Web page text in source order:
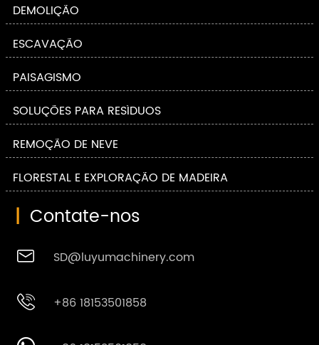
DEMOLIÇÃO
ESCAVAÇÃO
PAISAGISMO
SOLUÇÕES PARA RESÍDUOS
REMOÇÃO DE NEVE
FLORESTAL E EXPLORAÇÃO DE MADEIRA
| Contate-nos
 SD@luyumachinery.com
 +86 18153501858